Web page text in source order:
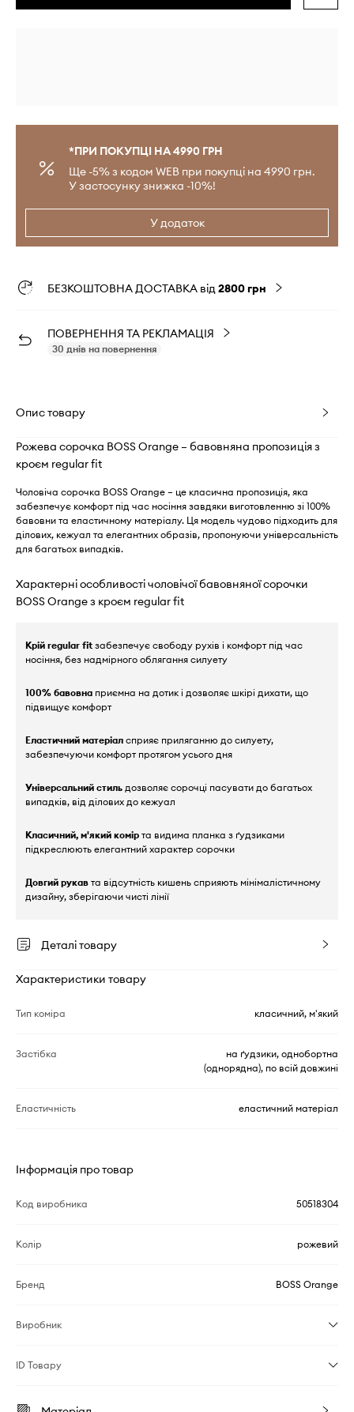
*ПРИ ПОКУПЦІ НА 4990 ГРН
Ще -5% з кодом WEB при покупці на 4990 грн.
У застосунку знижка -10%!
У додаток
БЕЗКОШТОВНА ДОСТАВКА від2800 грн
ПОВЕРНЕННЯ ТА РЕКЛАМАЦІЯ
30 днів на повернення
Опис товару
Рожева сорочка BOSS Orange – бавовняна пропозиція з
кроєм regular fit
Чоловіча сорочка BOSS Orange – це класична пропозиція, яка
забезпечує комфорт під час носіння завдяки виготовленню зі 100%
бавовни та еластичному матеріалу. Ця модель чудово підходить для
ділових, кежуал та елегантних образів, пропонуючи універсальність
для багатьох випадків.
Характерні особливості чоловічої бавовняної сорочки
BOSS Orange з кроєм regular fit
Крій regular fit забезпечує свободу рухів і комфорт під час
носіння, без надмірного облягання силуету
100% бавовна приємна на дотик і дозволяє шкірі дихати, що
підвищує комфорт
Еластичний матеріал сприяє приляганню до силуету,
забезпечуючи комфорт протягом усього дня
Універсальний стиль дозволяє сорочці пасувати до багатьох
випадків, від ділових до кежуал
Класичний, м'який комір та видима планка з ґудзиками
підкреслюють елегантний характер сорочки
Довгий рукав та відсутність кишень сприяють мінімалістичному
дизайну, зберігаючи чисті лінії
Деталі товару
Характеристики товару
Тип коміра класичний, м'який
Застібка
на ґудзики, однобортна
(однорядна), по всій довжині
Еластичність еластичний матеріал
Інформація про товар
Код виробника 50518304
Колір рожевий
Бренд BOSS Orange
Виробник
ID Товару